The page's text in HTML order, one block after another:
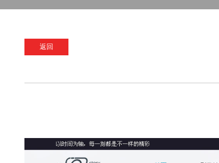
返回